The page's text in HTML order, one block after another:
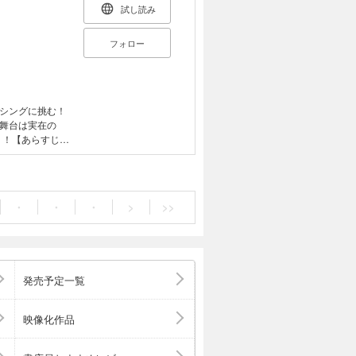
ングに挑む！
台は実在の
【あらすじ】
に。けれど、
部の存続を賭
グ部を舞台
！
試し読み
フォロー
・ ・ ・ > >>
発売予定一覧
映像化作品